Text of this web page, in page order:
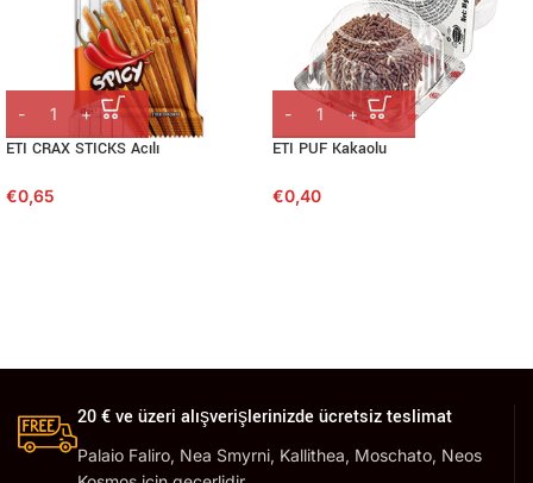
ETI CRAX STICKS Acılı
€0,65
ETI PUF Kakaolu
€0,40
20 € ve üzeri alışverişlerinizde ücretsiz teslimat
Palaio Faliro, Nea Smyrni, Kallithea, Moschato, Neos